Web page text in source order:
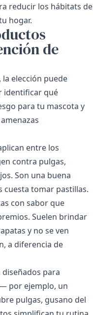
reducir los hábitats de
hogar.
de
elección puede
identificar qué
para tu mascota y
entre los
contra pulgas,
Son una buena
cuesta tomar pastillas.
con sabor que
Suelen brindar
y no se ven
a diferencia de
diseñados para
por ejemplo, un
pulgas, gusano del